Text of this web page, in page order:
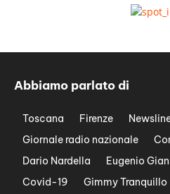
Abbiamo parlato di
Toscana Firenze
Giornale radio nazionale
Dario Nardella
Eugenio
Covid-19
Gimmy Tranquillo